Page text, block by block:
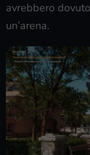
avrebbero
un’arena.